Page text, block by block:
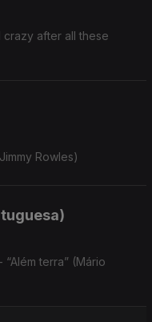
crazy after all these
Rowles)
terra” (Mário